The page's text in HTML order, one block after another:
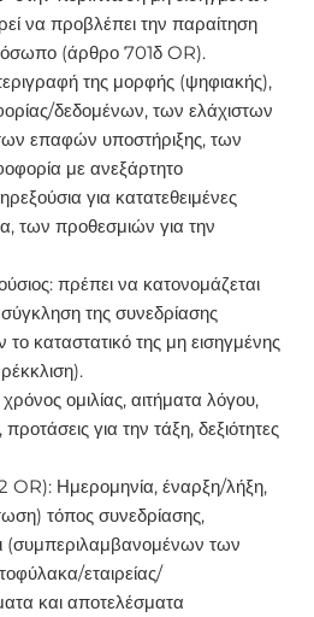
να προβλέπει την παραίτηση
(άρθρο 701δ OR).
της μορφής (ψηφιακής),
δεδομένων, των ελάχιστων
επαφών υποστήριξης, των
με ανεξάρτητο
για κατατεθειμένες
των προθεσμιών για την
πρέπει να κατονομάζεται
της συνεδρίασης
το καταστατικό της μη εισηγμένης
ομιλίας, αιτήματα λόγου,
για την τάξη, δεξιότητες
Ημερομηνία, έναρξη/λήξη,
τόπος συνεδρίασης,
(συμπεριλαμβανομένων των
εταιρείας/
και αποτελέσματα